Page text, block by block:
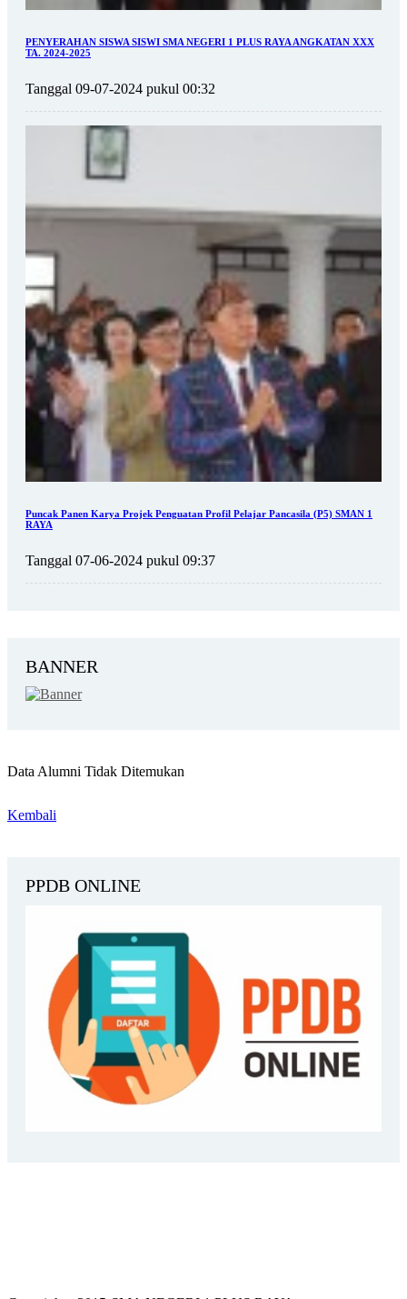
PENYERAHAN SISWA SISWI SMA NEGERI 1 PLUS RAYA ANGKATAN XXX
TA. 2024-2025
Tanggal 09-07-2024 pukul 00:32
Puncak Panen Karya Projek Penguatan Profil Pelajar Pancasila (P5) SMAN 1
RAYA
Tanggal 07-06-2024 pukul 09:37
BANNER
Data Alumni Tidak Ditemukan
Kembali
PPDB ONLINE